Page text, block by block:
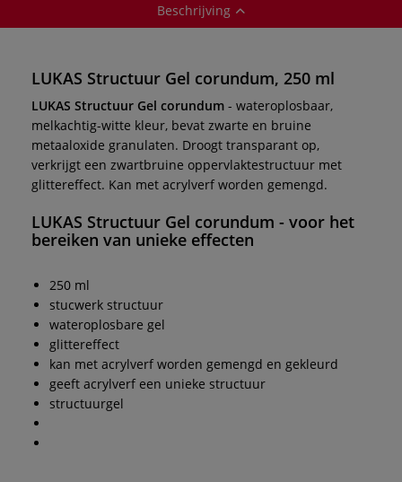
Beschrijving
LUKAS Structuur Gel corundum, 250 ml
LUKAS Structuur Gel corundum - wateroplosbaar,
melkachtig-witte kleur, bevat zwarte en bruine
metaaloxide granulaten. Droogt transparant op,
verkrijgt een zwartbruine oppervlaktestructuur met
glittereffect. Kan met acrylverf worden gemengd.
LUKAS Structuur Gel corundum - voor het
bereiken van unieke effecten
250 ml
stucwerk structuur
wateroplosbare gel
glittereffect
kan met acrylverf worden gemengd en gekleurd
geeft acrylverf een unieke structuur
structuurgel